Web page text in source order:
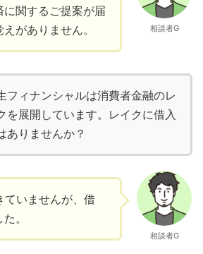
関するご提案が届
がありません。
相談者G
フィナンシャルは消費者金融のレ
を展開しています。レイクに借入
ありませんか？
ていませんが、借
。
相談者G